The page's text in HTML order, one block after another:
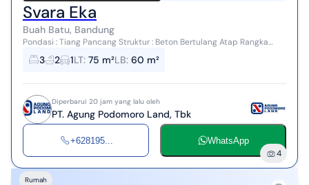
Svara Eka
Buah Batu, Bandung
Pondasi : Tiang Pancang Struktur : Beton Bertulang Atap Rangka
Atap : Baja Ringan Penutup Atap : Genteng Beton Plafond Material
Plafond : Gypsum ...
3 2 1LT: 75 m²LB: 60 m²
Diperbarui 20 jam yang lalu oleh
PT. Agung Podomoro Land, Tbk
+628195... WhatsApp
4
Rumah